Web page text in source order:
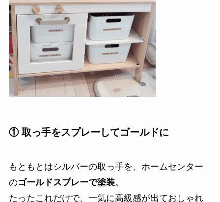
① 取っ手をスプレーしてゴールドに
もともとはシルバーの取っ手を、ホームセンター
のゴールドスプレーで塗装。
たったこれだけで、一気に高級感が出ておしゃれ